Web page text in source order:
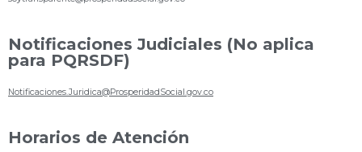
Notificaciones Judiciales (No aplica
para PQRSDF)
Notificaciones.Juridica@ProsperidadSocial.gov.co
Horarios de Atención